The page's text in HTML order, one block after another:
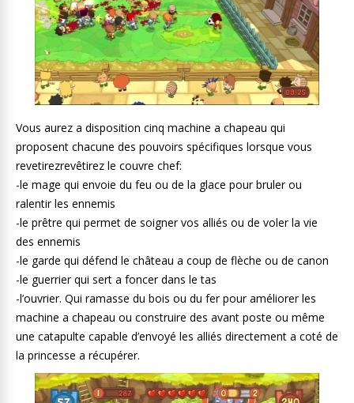
Vous aurez a disposition cinq machine a chapeau qui
proposent chacune des pouvoirs spécifiques lorsque vous
revetirezrevêtirez le couvre chef:
-le mage qui envoie du feu ou de la glace pour bruler ou
ralentir les ennemis
-le prêtre qui permet de soigner vos alliés ou de voler la vie
des ennemis
-le garde qui défend le château a coup de flèche ou de canon
-le guerrier qui sert a foncer dans le tas
-l’ouvrier. Qui ramasse du bois ou du fer pour améliorer les
machine a chapeau ou construire des avant poste ou même
une catapulte capable d’envoyé les alliés directement a coté de
la princesse a récupérer.